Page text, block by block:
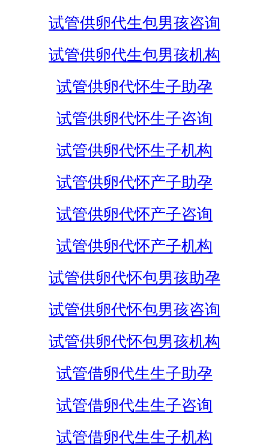
试管供卵代生包男孩咨询
试管供卵代生包男孩机构
试管供卵代怀生子助孕
试管供卵代怀生子咨询
试管供卵代怀生子机构
试管供卵代怀产子助孕
试管供卵代怀产子咨询
试管供卵代怀产子机构
试管供卵代怀包男孩助孕
试管供卵代怀包男孩咨询
试管供卵代怀包男孩机构
试管借卵代生生子助孕
试管借卵代生生子咨询
试管借卵代生生子机构